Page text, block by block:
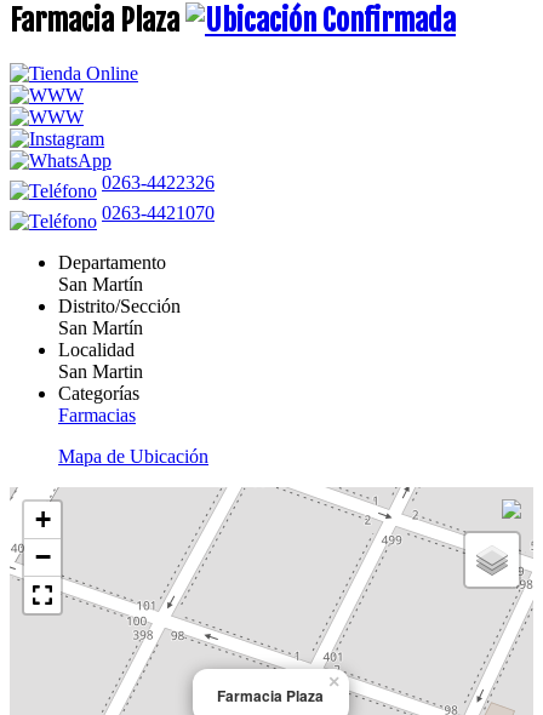
Farmacia Plaza
0263-4422326
0263-4421070
Departamento
San Martín
Distrito/Sección
San Martín
Localidad
San Martin
Categorías
Farmacias
Mapa de Ubicación
Farmacia Plaza
×
+
−